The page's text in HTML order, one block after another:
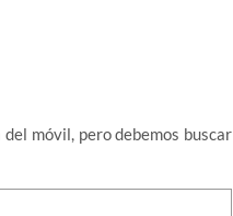
móvil, pero debemos buscar